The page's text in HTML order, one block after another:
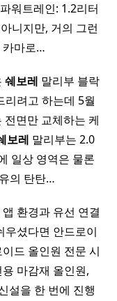
워트레인: 1.2리터
니지만, 거의 그런
카마로…
쉐보레 말리부 블락
리려고 하는데 5월
면만 교체하는 케
보레 말리부는 2.0
일상 영역은 물론
의 탄탄…
환경과 유선 연결
우셨다면 안드로이
드 올인원 전문 시
마감재 올인원,
설을 한 번에 진행